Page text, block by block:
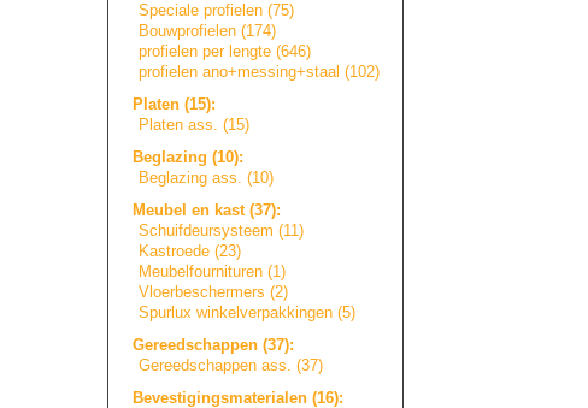
Speciale profielen (75)
Bouwprofielen (174)
profielen per lengte (646)
profielen ano+messing+staal (102)
Platen (15):
Platen ass. (15)
Beglazing (10):
Beglazing ass. (10)
Meubel en kast (37):
Schuifdeursysteem (11)
Kastroede (23)
Meubelfournituren (1)
Vloerbeschermers (2)
Spurlux winkelverpakkingen (5)
Gereedschappen (37):
Gereedschappen ass. (37)
Bevestigingsmaterial en (16):